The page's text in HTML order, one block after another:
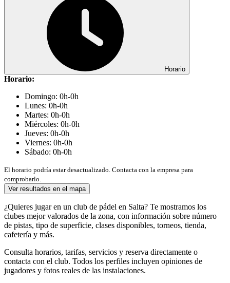
Horario
Horario:
Domingo: 0h-0h
Lunes: 0h-0h
Martes: 0h-0h
Miércoles: 0h-0h
Jueves: 0h-0h
Viernes: 0h-0h
Sábado: 0h-0h
El horario podría estar desactualizado. Contacta con la empresa para
comprobarlo.
Ver resultados en el mapa
¿Quieres jugar en un club de pádel en Salta? Te mostramos los
clubes mejor valorados de la zona, con información sobre número
de pistas, tipo de superficie, clases disponibles, torneos, tienda,
cafetería y más.
Consulta horarios, tarifas, servicios y reserva directamente o
contacta con el club. Todos los perfiles incluyen opiniones de
jugadores y fotos reales de las instalaciones.